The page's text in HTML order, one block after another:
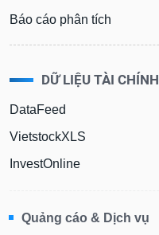
Báo cáo phân tích
DỮ LIỆU TÀI CHÍNH
DataFeed
VietstockXLS
InvestOnline
Quảng cáo & Dịch vụ